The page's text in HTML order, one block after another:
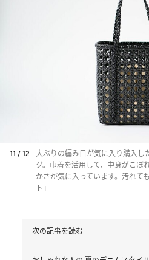
11 / 12
大ぶりの編み目が気に入り購入し
グ。巾着を活用して、中身がこぼ
かさが気に入っています。汚れて
ト」
次の記事を読む